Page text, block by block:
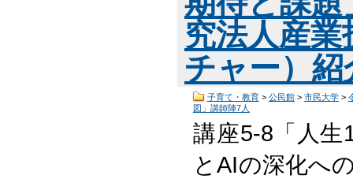
究法人産
チャー）
子育て・教育> 公民館> 市民大学>
図」講師陣7人
講座5-8「人
とAIの深化へ